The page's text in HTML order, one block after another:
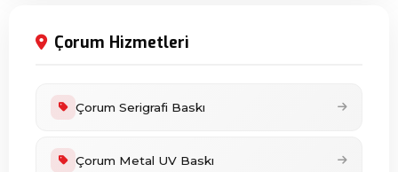
Çorum Hizmetleri
Çorum Serigrafi Baskı
Çorum Metal UV Baskı